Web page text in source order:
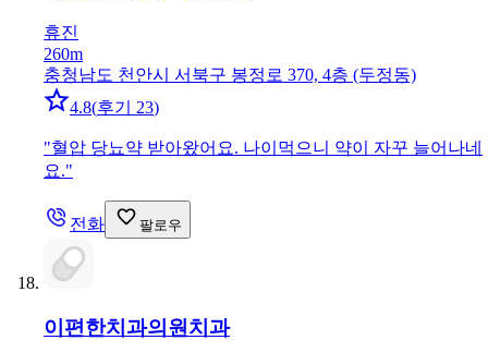
휴진
260m
충청남도 천안시 서북구 봉정로 370, 4층 (두정동)
4.8(후기 23)
"혈압 당뇨약 받아왔어요. 나이먹으니 약이 자꾸 늘어나네
요."
전화 팔로우
이편한치과의원 치과